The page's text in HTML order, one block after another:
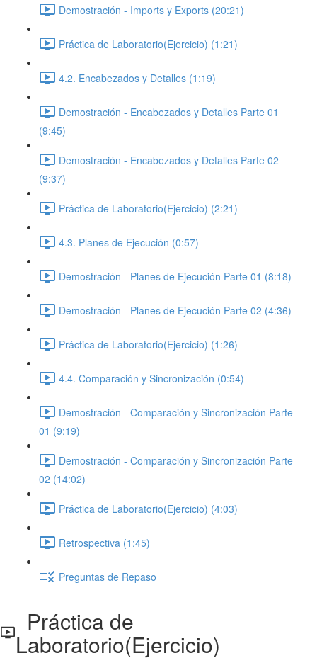
Demostración - Imports y Exports (20:21)
Práctica de Laboratorio(Ejercicio) (1:21)
4.2. Encabezados y Detalles (1:19)
Demostración - Encabezados y Detalles Parte 01
(9:45)
Demostración - Encabezados y Detalles Parte 02
(9:37)
Práctica de Laboratorio(Ejercicio) (2:21)
4.3. Planes de Ejecución (0:57)
Demostración - Planes de Ejecución Parte 01 (8:18)
Demostración - Planes de Ejecución Parte 02 (4:36)
Práctica de Laboratorio(Ejercicio) (1:26)
4.4. Comparación y Sincronización (0:54)
Demostración - Comparación y Sincronización Parte
01 (9:19)
Demostración - Comparación y Sincronización Parte
02 (14:02)
Práctica de Laboratorio(Ejercicio) (4:03)
Retrospectiva (1:45)
Preguntas de Repaso
Práctica de
Laboratorio(Ejercicio)